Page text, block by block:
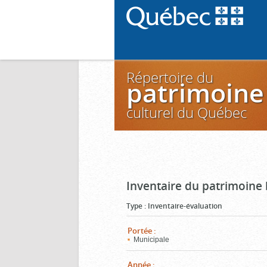
Répertoire du
patrimoine
culturel du Québec
Inventaire du patrimoine
Type : Inventaire-évaluation
Portée :
Municipale